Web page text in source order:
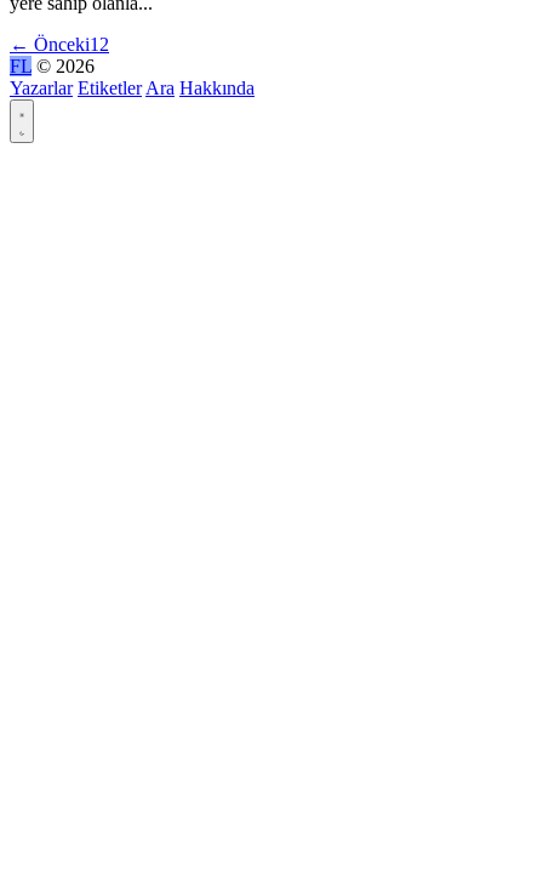
← Önceki12
FL © 2026
Yazarlar EtiketlerAra Hakkında